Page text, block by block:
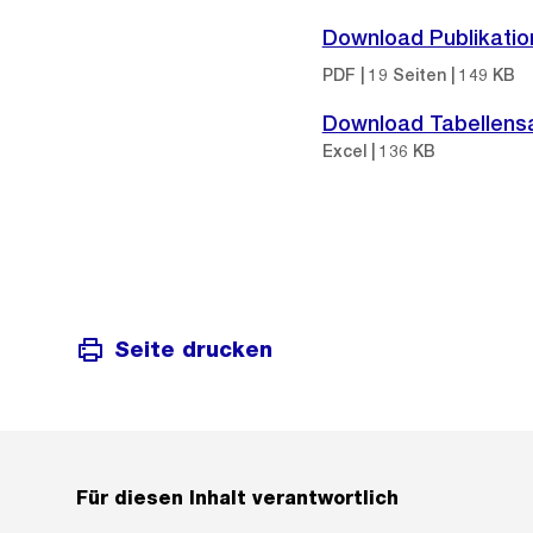
Download
PDF | 19 Seiten | 149 KB
Download
Excel | 136 KB
Seite drucken
Für diesen Inhalt verantwortlich